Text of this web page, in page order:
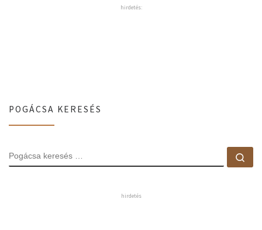
hirdetés:
POGÁCSA KERESÉS
POGÁCSA KERESÉS
hirdetés